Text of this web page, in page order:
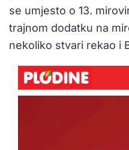
se umjesto o 13.
trajnom dodatku na
nekoliko stvari rekao i